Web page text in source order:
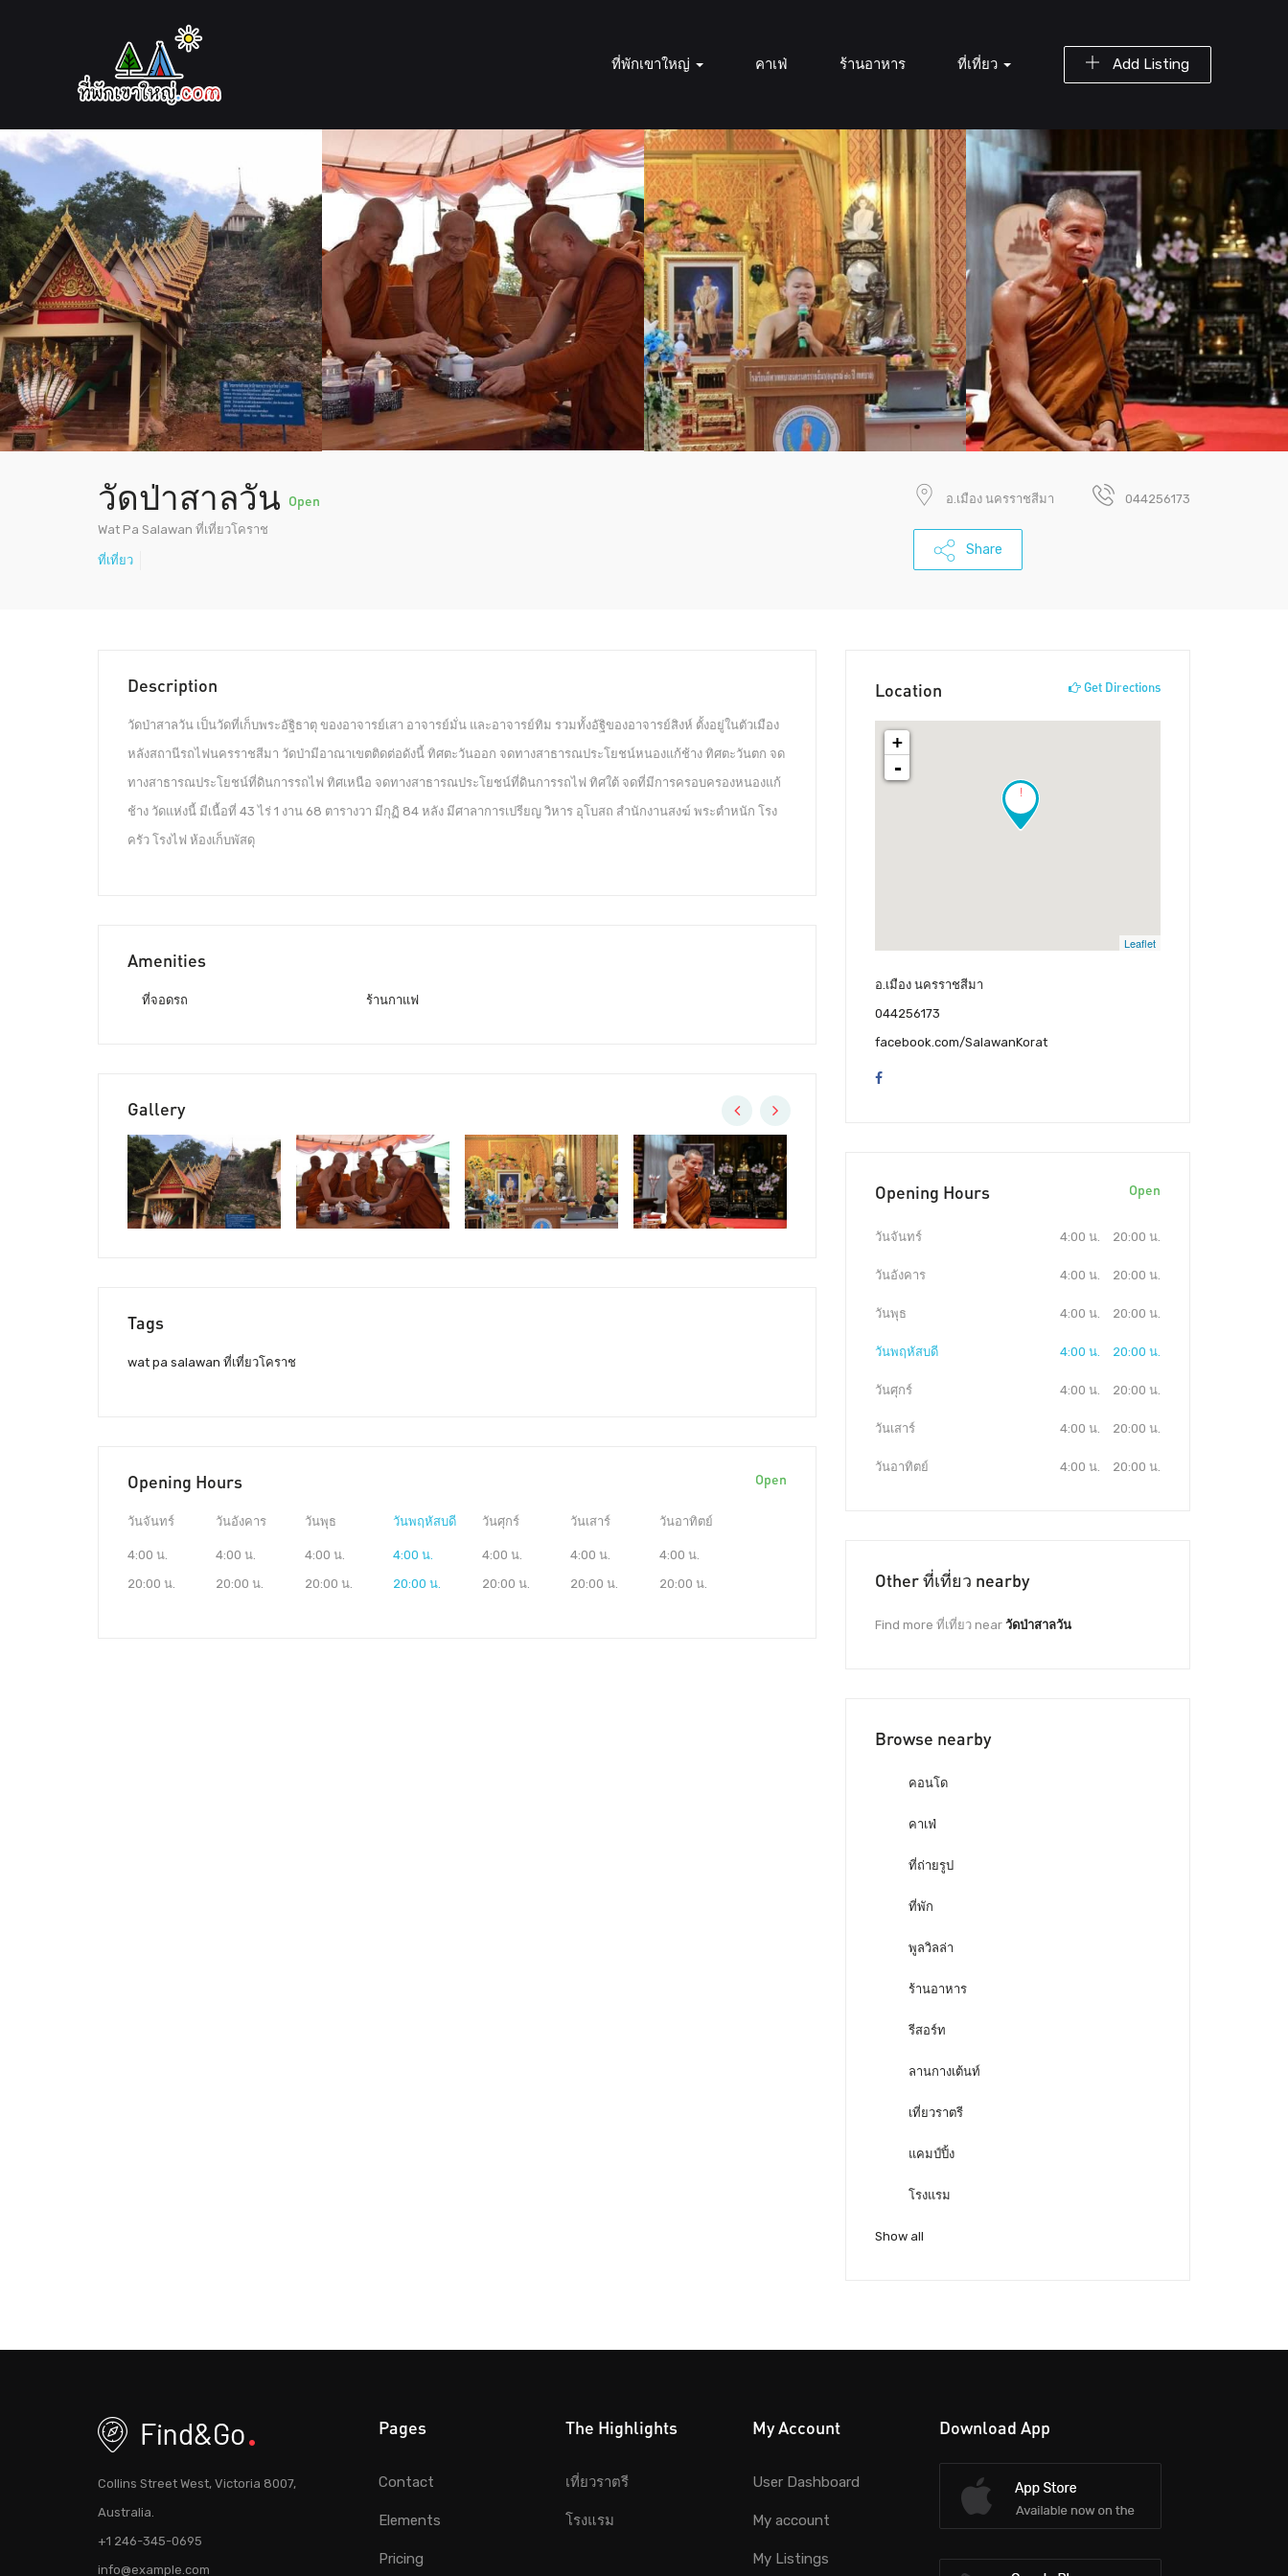
Add Listing
ที่พักเขาใหญ่ คาเฟ่ ร้านอาหาร ที่เที่ยว
วัดป่าสาลวัน Open
Wat Pa Salawan ที่เที่ยวโคราช
ที่เที่ยว
อ.เมือง นครราชสีมา 044256173
Share
Description
วัดป่าสาลวัน เป็นวัดที่เก็บพระอัฐิธาตุ ของอาจารย์เสา อาจารย์มั่น และอาจารย์ทิม รวมทั้งอัฐิของอาจารย์สิงห์ ตั้งอยู่ในตัวเมือง
หลังสถานีรถไฟนครราชสีมา วัดป่ามีอาณาเขตติดต่อดังนี้ ทิศตะวันออก จดทางสาธารณประโยชน์หนองแก้ช้าง ทิศตะวันตก จด
ทางสาธารณประโยชน์ที่ดินการรถไฟ ทิศเหนือ จดทางสาธารณประโยชน์ที่ดินการรถไฟ ทิศใต้ จดที่มีการครอบครองหนองแก้
ช้าง วัดแห่งนี้ มีเนื้อที่ 43 ไร่ 1 งาน 68 ตารางวา มีกุฏิ 84 หลัง มีศาลาการเปรียญ วิหาร อุโบสถ สำนักงานสงฆ์ พระตำหนัก โรง
ครัว โรงไฟ ห้องเก็บพัสดุ
Amenities
ที่จอดรถ ร้านกาแฟ
Gallery
Tags
wat pa salawan ที่เที่ยวโคราช
Opening Hours Open
วันจันทร์
4:00 น.
20:00 น.
วันอังคาร
4:00 น.
20:00 น.
วันพุธ
4:00 น.
20:00 น.
วันพฤหัสบดี
4:00 น.
20:00 น.
วันศุกร์
4:00 น.
20:00 น.
วันเสาร์
4:00 น.
20:00 น.
วันอาทิตย์
4:00 น.
20:00 น.
Location Get Directions
!
+
-
Leaflet
อ.เมือง นครราชสีมา
044256173
facebook.com/SalawanKorat
Opening Hours Open
วันจันทร์ 4:00 น. 20:00 น.
วันอังคาร 4:00 น. 20:00 น.
วันพุธ 4:00 น. 20:00 น.
วันพฤหัสบดี 4:00 น. 20:00 น.
วันศุกร์ 4:00 น. 20:00 น.
วันเสาร์ 4:00 น. 20:00 น.
วันอาทิตย์ 4:00 น. 20:00 น.
Other ที่เที่ยว nearby
Find more ที่เที่ยว near วัดป่าสาลวัน
Browse nearby
คอนโด
คาเฟ่
ที่ถ่ายรูป
ที่พัก
พูลวิลล่า
ร้านอาหาร
รีสอร์ท
ลานกางเต้นท์
เที่ยวราตรี
แคมป์ปิ้ง
โรงแรม
Show all
Collins Street West, Victoria 8007,
Australia.
+1 246-345-0695
info@example.com
Pages
Contact
Elements
Pricing
The Highlights
เที่ยวราตรี
โรงแรม
My Account
User Dashboard
My account
My Listings
Download App